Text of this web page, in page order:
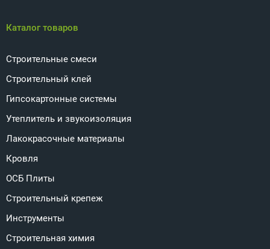
Каталог товаров
Строительные смеси
Строительный клей
Гипсокартонные системы
Утеплитель и звукоизоляция
Лакокрасочные материалы
Кровля
ОСБ Плиты
Строительный крепеж
Инструменты
Строительная химия